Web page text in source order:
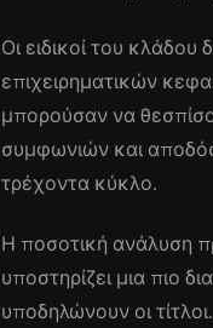
Οι ειδικοί του
επιχειρηματικών
μπορούσαν να
συμφωνιών και
τρέχοντα κύκλο.
Η ποσοτική ανάλυση
υποστηρίζει μια πιο
υποδηλώνουν οι